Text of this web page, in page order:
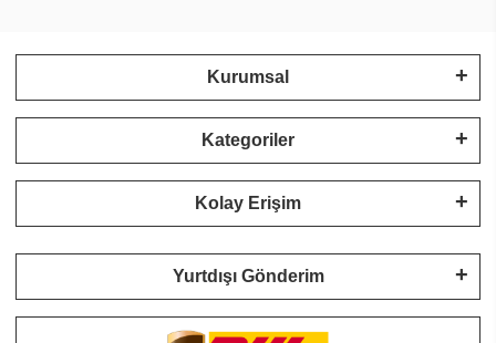
Kurumsal
Kategoriler
Kolay Erişim
Yurtdışı Gönderim